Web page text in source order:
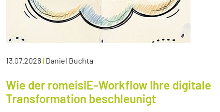
13.07.2026| Daniel Buchta
Wie der romeisIE-Workflow Ihre digitale
Transformation beschleunigt